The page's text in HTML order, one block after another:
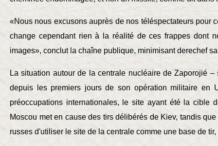
«Nous nous excusons auprès de nos téléspectateurs pour
change cependant rien à la réalité de ces frappes dont
images», conclut la chaîne publique, minimisant derechef
La situation autour de la centrale nucléaire de Zaporojié
depuis les premiers jours de son opération militaire en
préoccupations internationales, le site ayant été la cible
Moscou met en cause des tirs délibérés de Kiev, tandis
russes d'utiliser le site de la centrale comme une base de